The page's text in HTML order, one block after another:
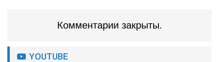
Комментарии закрыты.
YOUTUBE